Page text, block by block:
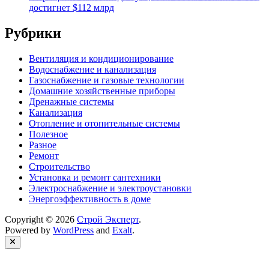
достигнет $112 млрд
Рубрики
Вентиляция и кондиционирование
Водоснабжение и канализация
Газоснабжение и газовые технологии
Домашние хозяйственные приборы
Дренажные системы
Канализация
Отопление и отопительные системы
Полезное
Разное
Ремонт
Строительство
Установка и ремонт сантехники
Электроснабжение и электроустановки
Энергоэффективность в доме
Copyright © 2026 Строй Эксперт.
Powered by WordPress and Exalt.
Close